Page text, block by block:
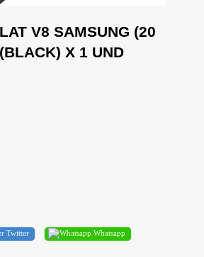
V8 SAMSUNG (20
X 1 UND
Twitter Whatsapp